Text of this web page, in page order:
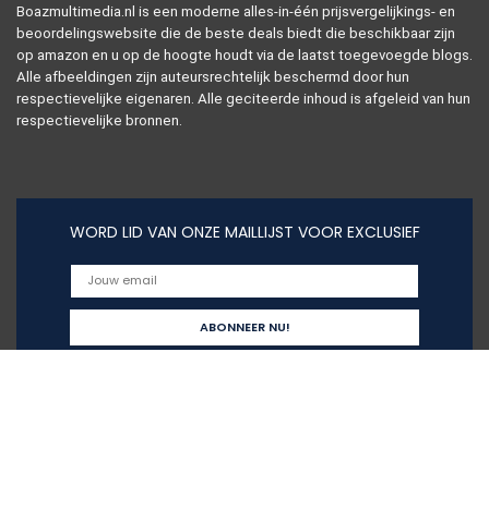
Boazmultimedia.nl is een moderne alles-in-één prijsvergelijkings- en
beoordelingswebsite die de beste deals biedt die beschikbaar zijn
op amazon en u op de hoogte houdt via de laatst toegevoegde blogs.
Alle afbeeldingen zijn auteursrechtelijk beschermd door hun
respectievelijke eigenaren. Alle geciteerde inhoud is afgeleid van hun
respectievelijke bronnen.
WORD LID VAN ONZE MAILLIJST VOOR EXCLUSIEF